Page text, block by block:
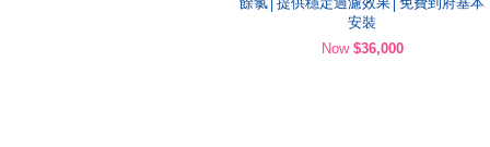
安裝
Now $36,000